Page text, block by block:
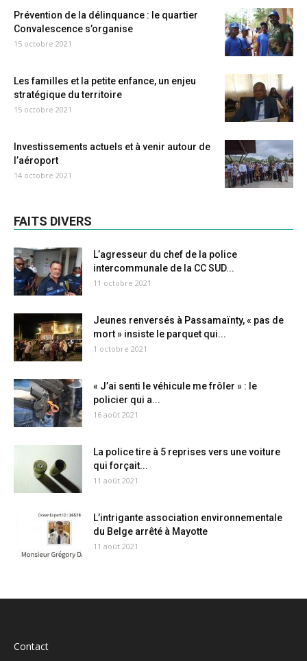
Prévention de la délinquance : le quartier
Convalescence s’organise
15 octobre 2021
Les familles et la petite enfance, un enjeu
stratégique du territoire
15 octobre 2021
Investissements actuels et à venir autour de
l’aéroport
14 octobre 2021
FAITS DIVERS
L’agresseur du chef de la police
intercommunale de la CC SUD...
11 octobre 2021
Jeunes renversés à Passamaïnty, « pas de
mort » insiste le parquet qui...
1 octobre 2021
« J’ai senti le véhicule me frôler » : le
policier qui a...
16 août 2021
La police tire à 5 reprises vers une voiture
qui forçait...
11 août 2021
L’intrigante association environnementale
du Belge arrêté à Mayotte
11 août 2021
Contact